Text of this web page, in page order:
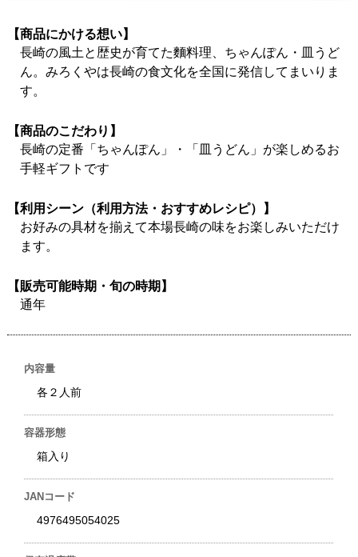
【商品にかける想い】
長崎の風土と歴史が育てた麵料理、ちゃんぽん・皿うど
ん。みろくやは長崎の食文化を全国に発信してまいりま
す。
【商品のこだわり】
長崎の定番「ちゃんぽん」・「皿うどん」が楽しめるお
手軽ギフトです
【利用シーン（利用方法・おすすめレシピ）】
お好みの具材を揃えて本場長崎の味をお楽しみいただけ
ます。
【販売可能時期・旬の時期】
通年
内容量
各２人前
容器形態
箱入り
JANコード
4976495054025